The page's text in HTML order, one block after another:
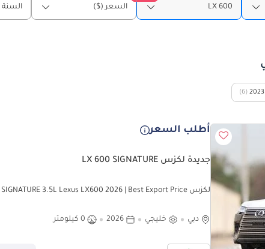
LX 600 السعر ($) السنة
2023
(6)
أطلب السعر
جديدة لكزس LX 600 SIGNATURE
دبي خليجي 2026 0 كيلومتر